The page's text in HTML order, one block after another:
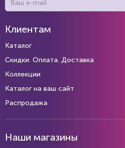
Клиентам
Каталог
Скидки. Оплата. Доставка
Коллекции
Каталог на ваш сайт
Распродажа
Наши магазины